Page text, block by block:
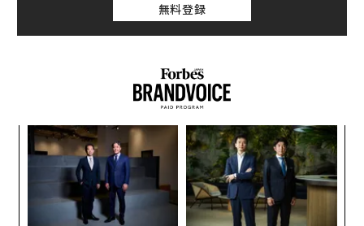
無料登録